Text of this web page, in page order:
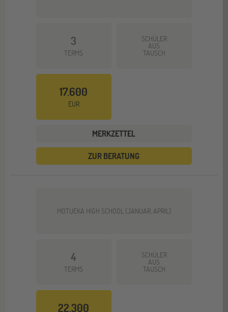
3
TERMS
SCHÜLER
AUS
TAUSCH
17.600
EUR
MERKZETTEL
ZUR BERATUNG
MOTUEKA HIGH SCHOOL (JANUAR, APRIL)
4
TERMS
SCHÜLER
AUS
TAUSCH
22.300